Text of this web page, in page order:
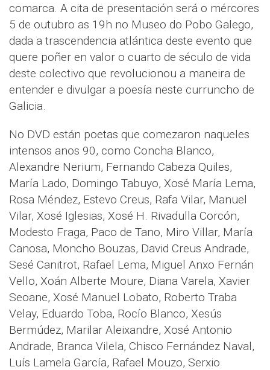
comarca. A cita de presentación será o mércores
5 de outubro as 19h no Museo do Pobo Galego,
dada a trascendencia atlántica deste evento que
quere poñer en valor o cuarto de século de vida
deste colectivo que revolucionou a maneira de
entender e divulgar a poesía neste curruncho de
Galicia.
No DVD están poetas que comezaron naqueles
intensos anos 90, como Concha Blanco,
Alexandre Nerium, Fernando Cabeza Quiles,
María Lado, Domingo Tabuyo, Xosé María Lema,
Rosa Méndez, Estevo Creus, Rafa Vilar, Manuel
Vilar, Xosé Iglesias, Xosé H. Rivadulla Corcón,
Modesto Fraga, Paco de Tano, Miro Villar, María
Canosa, Moncho Bouzas, David Creus Andrade,
Sesé Canitrot, Rafael Lema, Miguel Anxo Fernán
Vello, Xoán Alberte Moure, Diana Varela, Xavier
Seoane, Xosé Manuel Lobato, Roberto Traba
Velay, Eduardo Toba, Rocío Blanco, Xesús
Bermúdez, Marilar Aleixandre, Xosé Antonio
Andrade, Branca Vilela, Chisco Fernández Naval,
Luís Lamela García, Rafael Mouzo, Serxio